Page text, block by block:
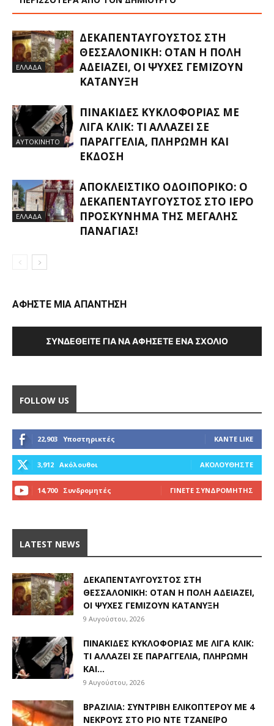
ΕΛΛΑΔΑ
ΔΕΚΑΠΕΝΤΑΎΓΟΥΣΤΟΣ ΣΤΗ
ΘΕΣΣΑΛΟΝΊΚΗ: ΌΤΑΝ Η ΠΌΛΗ
ΑΔΕΙΆΖΕΙ, ΟΙ ΨΥΧΈΣ ΓΕΜΊΖΟΥΝ
ΚΑΤΆΝΥΞΗ
ΑΥΤΟΚΙΝΗΤΟ
ΠΙΝΑΚΊΔΕΣ ΚΥΚΛΟΦΟΡΊΑΣ ΜΕ
ΛΊΓΑ ΚΛΙΚ: ΤΙ ΑΛΛΆΖΕΙ ΣΕ
ΠΑΡΑΓΓΕΛΊΑ, ΠΛΗΡΩΜΉ ΚΑΙ
ΈΚΔΟΣΗ
ΕΛΛΑΔΑ
ΑΠΟΚΛΕΙΣΤΙΚΟ ΟΔΟΙΠΟΡΙΚΟ: Ο
ΔΕΚΑΠΕΝΤΑΎΓΟΥΣΤΟΣ ΣΤΟ ΙΕΡΌ
ΠΡΟΣΚΎΝΗΜΑ ΤΗΣ ΜΕΓΆΛΗΣ
ΠΑΝΑΓΊΑΣ!
ΑΦΗΣΤΕ ΜΙΑ ΑΠΑΝΤΗΣΗ
ΣΥΝΔΕΘΕΊΤΕ ΓΙΑ ΝΑ ΑΦΉΣΕΤΕ ΈΝΑ ΣΧΌΛΙΟ
FOLLOW US
22,903 Υποστηρικτές ΚΆΝΤΕ LIKE
3,912 Ακόλουθοι ΑΚΟΛΟΥΘΉΣΤΕ
14,700 Συνδρομητές ΓΊΝΕΤΕ ΣΥΝΔΡΟΜΗΤΉΣ
LATEST NEWS
ΔΕΚΑΠΕΝΤΑΎΓΟΥΣΤΟΣ ΣΤΗ
ΘΕΣΣΑΛΟΝΊΚΗ: ΌΤΑΝ Η ΠΌΛΗ ΑΔΕΙΆΖΕΙ,
ΟΙ ΨΥΧΈΣ ΓΕΜΊΖΟΥΝ ΚΑΤΆΝΥΞΗ
9 Αυγούστου, 2026
ΠΙΝΑΚΊΔΕΣ ΚΥΚΛΟΦΟΡΊΑΣ ΜΕ ΛΊΓΑ ΚΛΙΚ:
ΤΙ ΑΛΛΆΖΕΙ ΣΕ ΠΑΡΑΓΓΕΛΊΑ, ΠΛΗΡΩΜΉ
ΚΑΙ...
9 Αυγούστου, 2026
ΒΡΑΖΙΛΊΑ: ΣΥΝΤΡΙΒΉ ΕΛΙΚΟΠΤΈΡΟΥ ΜΕ 4
ΝΕΚΡΟΎΣ ΣΤΟ ΡΊΟ ΝΤΕ ΤΖΑΝΈΙΡΟ